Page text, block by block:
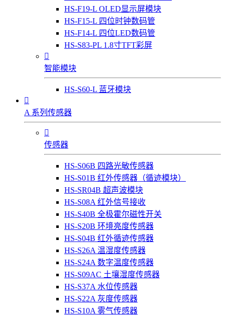
HS-F19-L OLED显示屏模块
HS-F15-L 四位时钟数码管
HS-F14-L 四位LED数码管
HS-S83-PL 1.8寸TFT彩屏

智能模块
HS-S60-L 蓝牙模块

A 系列传感器

传感器
HS-S06B 四路光敏传感器
HS-S01B 红外传感器（循迹模块）
HS-SR04B 超声波模块
HS-S08A 红外信号接收
HS-S40B 全极霍尔磁性开关
HS-S20B 环境亮度传感器
HS-S04B 红外循迹传感器
HS-S26A 温湿度传感器
HS-S24A 数字温度传感器
HS-S09AC 土壤湿度传感器
HS-S37A 水位传感器
HS-S22A 灰度传感器
HS-S10A 雾气传感器